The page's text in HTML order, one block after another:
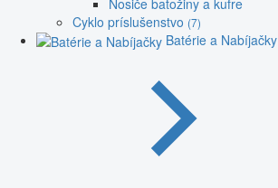
Cyklo príslušenstvo (7)
Batérie a Nabíjačky